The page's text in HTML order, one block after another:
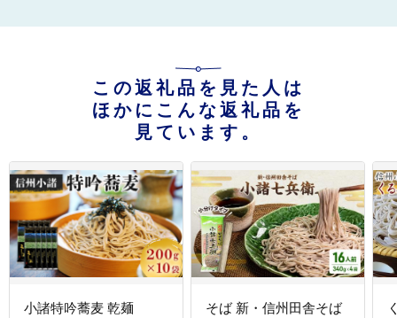
この返礼品を見た人は
ほかにこんな返礼品を
見ています。
小諸特吟蕎麦 乾麺
そば 新・信州田舎そば